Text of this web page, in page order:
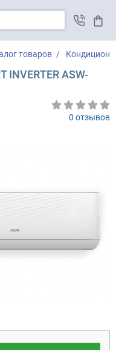
товаров
ASW-
0 отзывов